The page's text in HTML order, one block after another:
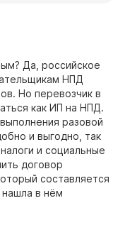
Да, российское
НПД
Но перевозчик в
как ИП на НПД.
разовой
и выгодно, так
и социальные
договор
составляется
в нём